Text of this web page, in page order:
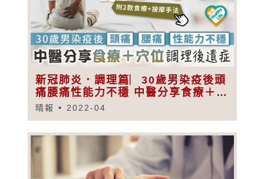
新冠肺炎．調理篇︳30歲男染疫後頭
痛腰痛性能力不穩 中醫分享食療＋穴
位調理後遺症
晴報 2022-04